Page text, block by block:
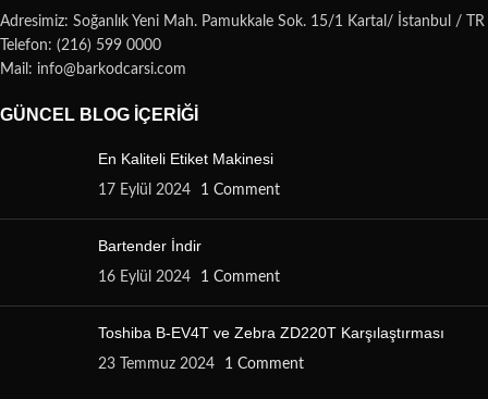
Adresimiz: Soğanlık Yeni Mah. Pamukkale Sok. 15/1 Kartal/ İstanbul / TR
Telefon: (216) 599 0000
Mail: info@barkodcarsi.com
GÜNCEL BLOG İÇERIĞI
En Kaliteli Etiket Makinesi
17 Eylül 2024 1 Comment
Bartender İndir
16 Eylül 2024 1 Comment
Toshiba B-EV4T ve Zebra ZD220T Karşılaştırması
23 Temmuz 2024 1 Comment